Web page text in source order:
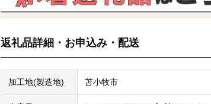
返礼品詳細・お申込み・配送
加工地(製造地) 苫小牧市